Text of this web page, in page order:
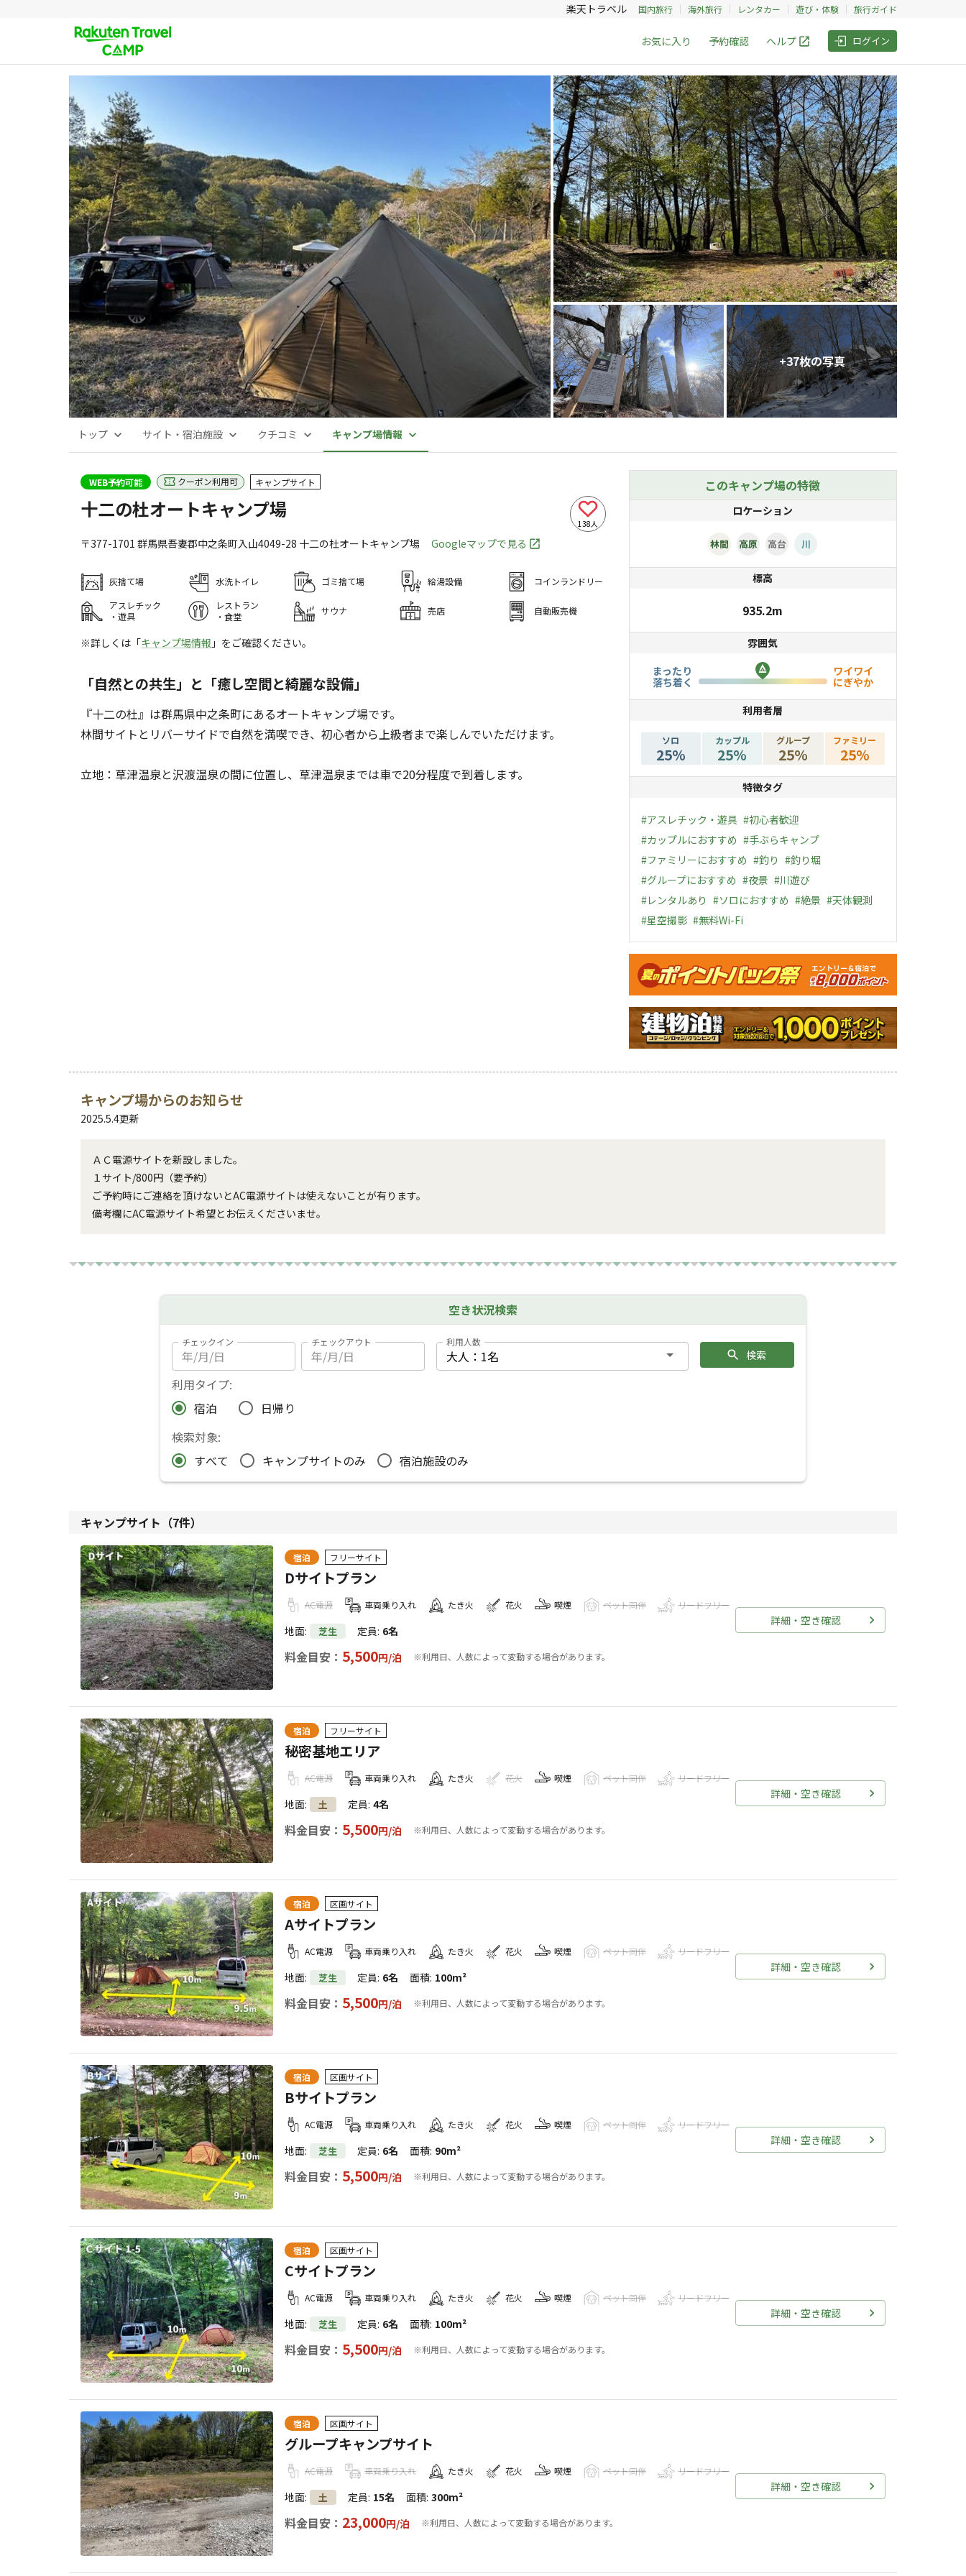
楽天トラベル 国内旅行 海外旅行 レンタカー 遊び・体験 旅行ガイド
お気に入り 予約確認 ヘルプ ログイン
+37枚の写真
トップ サイト・宿泊施設 クチコミ キャンプ場情報
WEB予約可能 クーポン利用可 キャンプサイト
十二の杜オートキャンプ場
138人
〒377-1701 群馬県吾妻郡中之条町入山4049-28 十二の杜オートキャンプ場 Googleマップで見る
灰捨て場 水洗トイレ ゴミ捨て場 給湯設備
コインランドリー
アスレチック
・遊具
レストラン
・食堂
サウナ 売店 自動販売機
※詳しくは「キャンプ場情報 」をご確認ください。
「自然との共生」と「癒し空間と綺麗な設備」
『十二の杜』は群馬県中之条町にあるオートキャンプ場です。
林間サイトとリバーサイドで自然を満喫でき、初心者から上級者まで楽しんでいただけます。
立地：草津温泉と沢渡温泉の間に位置し、草津温泉までは車で20分程度で到着します。
このキャンプ場の特徴
ロケーション
林間 高原 高台 川
標高
935.2m
雰囲気
まったり
落ち着く
ワイワイ
にぎやか
利用者層
ソロ
25%
カップル
25%
グループ
25%
ファミリー
25%
特徴タグ
#アスレチック・遊具 #初心者歓迎
#カップルにおすすめ #手ぶらキャンプ
#ファミリーにおすすめ #釣り #釣り堀
#グループにおすすめ #夜景 #川遊び
#レンタルあり #ソロにおすすめ #絶景 #天体観測
#星空撮影 #無料Wi-Fi
キャンペーン
キャンプ場からのお知らせ
2025.5.4更新
ＡＣ電源サイトを新設しました。
１サイト/800円（要予約）
ご予約時にご連絡を頂けないとAC電源サイトは使えないことが有ります。
空き状況検索
チェックイン チェックアウト 利用人数
検索
利用タイプ:
宿泊
日帰り
検索対象:
すべて
キャンプサイトのみ 宿泊施設のみ
キャンプサイト（7件）
宿泊 フリーサイト
Dサイトプラン
AC電源 車両乗り入れ たき火 花火 喫煙 ペット同伴 リードフリー
地面: 芝生 定員: 6名
料金目安： 5,500円/泊 ※利用日、人数によって変動する場合があります。
詳細・空き確認
宿泊 フリーサイト
秘密基地エリア
AC電源 車両乗り入れ たき火 花火 喫煙 ペット同伴 リードフリー
地面: 土 定員: 4名
料金目安： 5,500円/泊 ※利用日、人数によって変動する場合があります。
詳細・空き確認
宿泊 区画サイト
Aサイトプラン
AC電源 車両乗り入れ たき火 花火 喫煙 ペット同伴 リードフリー
地面: 芝生 定員: 6名 面積: 100m²
料金目安： 5,500円/泊 ※利用日、人数によって変動する場合があります。
詳細・空き確認
宿泊 区画サイト
Bサイトプラン
AC電源 車両乗り入れ たき火 花火 喫煙 ペット同伴 リードフリー
地面: 芝生 定員: 6名 面積: 90m²
料金目安： 5,500円/泊 ※利用日、人数によって変動する場合があります。
詳細・空き確認
宿泊 区画サイト
Cサイトプラン
AC電源 車両乗り入れ たき火 花火 喫煙 ペット同伴 リードフリー
地面: 芝生 定員: 6名 面積: 100m²
料金目安： 5,500円/泊 ※利用日、人数によって変動する場合があります。
詳細・空き確認
宿泊 区画サイト
グループキャンプサイト
AC電源 車両乗り入れ たき火 花火 喫煙 ペット同伴 リードフリー
地面: 土 定員: 15名 面積: 300m²
料金目安： 23,000円/泊 ※利用日、人数によって変動する場合があります。
詳細・空き確認